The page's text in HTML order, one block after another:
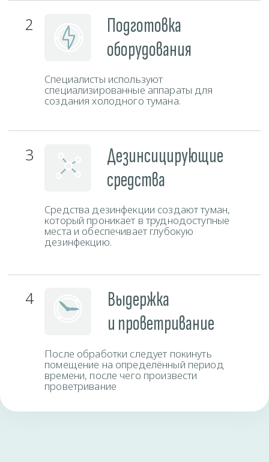
Контакты
администратор ответит на все ваши вопросы.
+375 (29) 777-88-55
Телефон
круглосуточно
ЗАКАЗАТЬ ЗВОНОК